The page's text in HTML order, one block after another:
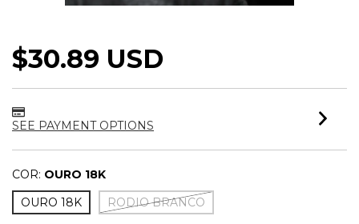
$30.89 USD
SEE PAYMENT OPTIONS
COR: OURO 18K
OURO 18K
RODIO BRANCO